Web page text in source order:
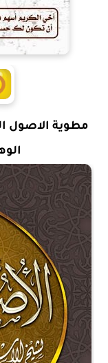
مطوية الاصول